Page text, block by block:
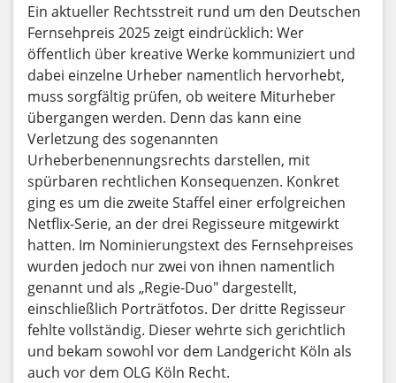
Ein aktueller Rechtsstreit rund um den Deutschen
Fernsehpreis 2025 zeigt eindrücklich: Wer
öffentlich über kreative Werke kommuniziert und
dabei einzelne Urheber namentlich hervorhebt,
muss sorgfältig prüfen, ob weitere Miturheber
übergangen werden. Denn das kann eine
Verletzung des sogenannten
Urheberbenennungsrechts darstellen, mit
spürbaren rechtlichen Konsequenzen. Konkret
ging es um die zweite Staffel einer erfolgreichen
Netflix-Serie, an der drei Regisseure mitgewirkt
hatten. Im Nominierungstext des Fernsehpreises
wurden jedoch nur zwei von ihnen namentlich
genannt und als „Regie-Duo" dargestellt,
einschließlich Porträtfotos. Der dritte Regisseur
fehlte vollständig. Dieser wehrte sich gerichtlich
und bekam sowohl vor dem Landgericht Köln als
auch vor dem OLG Köln Recht.